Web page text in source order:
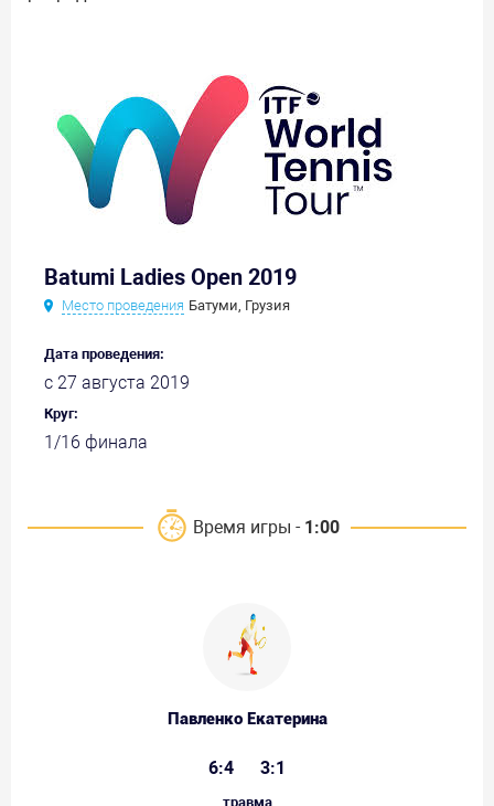
Batumi Ladies Open 2019
Место проведения Батуми, Грузия
Дата проведения:
с 27 августа 2019
Круг:
1/16 финала
Время игры - 1:00
Павленко Екатерина
6:4 3:1
травма